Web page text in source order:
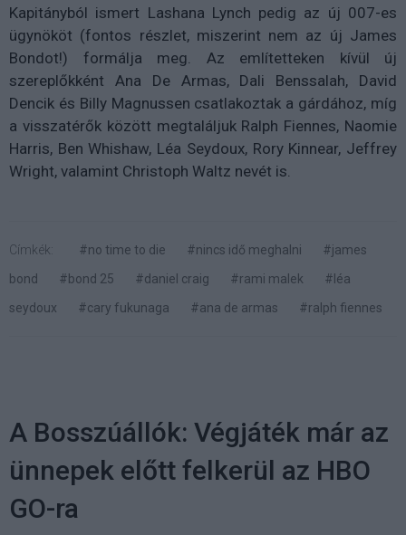
Kapitányból ismert Lashana Lynch pedig az új 007-es
ügynököt (fontos részlet, miszerint nem az új James
Bondot!) formálja meg. Az említetteken kívül új
szereplőkként Ana De Armas, Dali Benssalah, David
Dencik és Billy Magnussen csatlakoztak a gárdához, míg
a visszatérők között megtaláljuk Ralph Fiennes, Naomie
Harris, Ben Whishaw, Léa Seydoux, Rory Kinnear, Jeffrey
Wright, valamint Christoph Waltz nevét is.
Címkék: #no time to die #nincs idő meghalni
#james
bond
#bond 25 #daniel craig #rami malek
#léa
seydoux
#cary fukunaga #ana de armas #ralph fiennes
A Bosszúállók: Végjáték már az
ünnepek előtt felkerül az HBO
GO-ra